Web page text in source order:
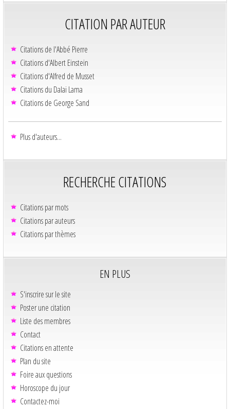
CITATION PAR AUTEUR
Citations de l'Abbé Pierre
Citations d'Albert Einstein
Citations d'Alfred de Musset
Citations du Dalaï Lama
Citations de George Sand
Plus d'auteurs...
RECHERCHE CITATIONS
Citations par mots
Citations par auteurs
Citations par thèmes
EN PLUS
S'inscrire sur le site
Poster une citation
Liste des membres
Contact
Citations en attente
Plan du site
Foire aux questions
Horoscope du jour
Contactez-moi